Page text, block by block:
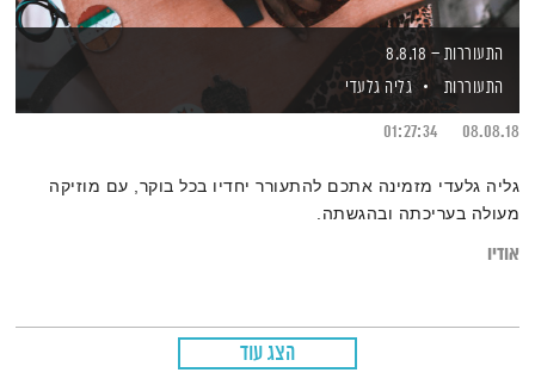
התעוררות – 8.8.18
התעוררות
גליה גלעדי
08.08.18
01:27:34
גליה גלעדי מזמינה אתכם להתעורר יחדיו בכל בוקר, עם מוזיקה
מעולה בעריכתה ובהגשתה.
אודיו
הצג עוד